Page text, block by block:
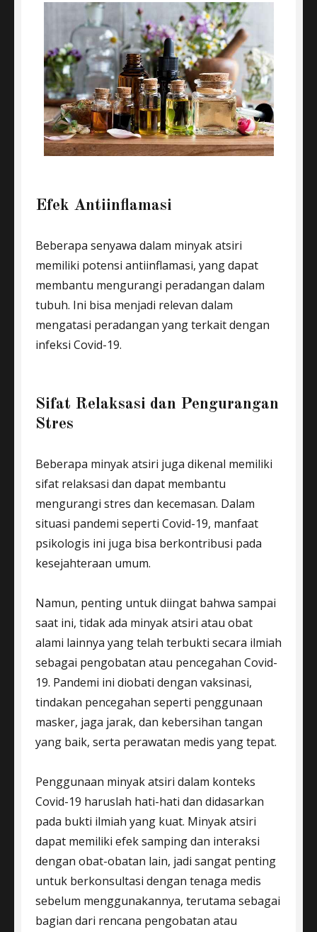
Efek Antiinflamasi
Beberapa senyawa dalam minyak atsiri
memiliki potensi antiinflamasi, yang dapat
membantu mengurangi peradangan dalam
tubuh. Ini bisa menjadi relevan dalam
mengatasi peradangan yang terkait dengan
infeksi Covid-19.
Sifat Relaksasi dan Pengurangan
Stres
Beberapa minyak atsiri juga dikenal memiliki
sifat relaksasi dan dapat membantu
mengurangi stres dan kecemasan. Dalam
situasi pandemi seperti Covid-19, manfaat
psikologis ini juga bisa berkontribusi pada
kesejahteraan umum.
Namun, penting untuk diingat bahwa sampai
saat ini, tidak ada minyak atsiri atau obat
alami lainnya yang telah terbukti secara ilmiah
sebagai pengobatan atau pencegahan Covid-
19. Pandemi ini diobati dengan vaksinasi,
tindakan pencegahan seperti penggunaan
masker, jaga jarak, dan kebersihan tangan
yang baik, serta perawatan medis yang tepat.
Penggunaan minyak atsiri dalam konteks
Covid-19 haruslah hati-hati dan didasarkan
pada bukti ilmiah yang kuat. Minyak atsiri
dapat memiliki efek samping dan interaksi
dengan obat-obatan lain, jadi sangat penting
untuk berkonsultasi dengan tenaga medis
sebelum menggunakannya, terutama sebagai
bagian dari rencana pengobatan atau